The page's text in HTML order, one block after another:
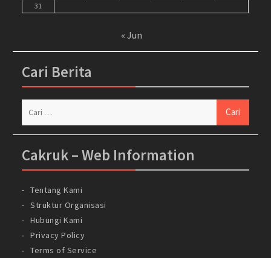
31
« Jun
Cari Berita
Cakruk – Web Information
Tentang Kami
Struktur Organisasi
Hubungi Kami
Privacy Policy
Terms of Service